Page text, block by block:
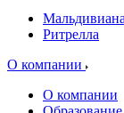
Мальдивиана
Ритрелла
О компании
О компании